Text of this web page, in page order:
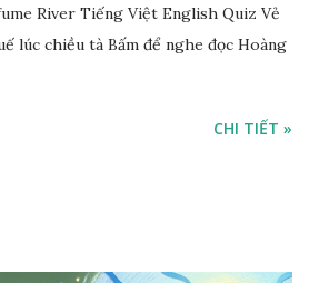
River Tiếng Việt English Quiz Vẻ
lúc chiều tà Bấm để nghe đọc Hoàng
CHI TIẾT »